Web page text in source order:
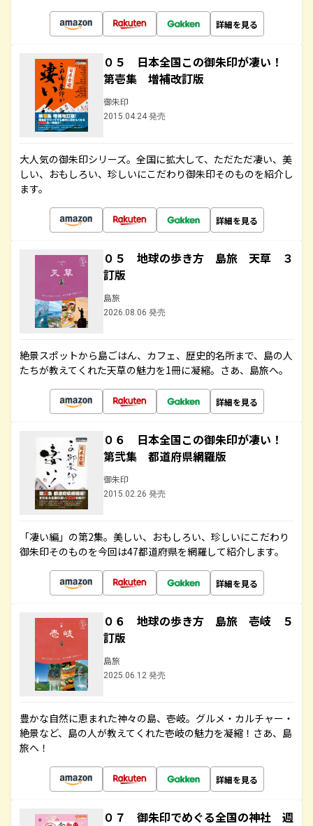
詳細を見る
０５ 日本全国この御朱印が凄い！
第壱集 増補改訂版
御朱印
2015.04.24 発売
大人気の御朱印シリーズ。全国に拡大して、ただただ凄い、美
しい、おもしろい、珍しいにこだわり御朱印そのものを紹介し
ます。
詳細を見る
０５ 地球の歩き方 島旅 天草 ３
訂版
島旅
2026.08.06 発売
絶景スポットから島ごはん、カフェ、歴史的名所まで、島の人
たちが教えてくれた天草の魅力を1冊に凝縮。さあ、島旅へ。
詳細を見る
０６ 日本全国この御朱印が凄い！
第弐集 都道府県網羅版
御朱印
2015.02.26 発売
「凄い編」の第2集。美しい、おもしろい、珍しいにこだわり
御朱印そのものを今回は47都道府県を網羅して紹介します。
詳細を見る
０６ 地球の歩き方 島旅 壱岐 ５
訂版
島旅
2025.06.12 発売
豊かな自然に恵まれた神々の島、壱岐。グルメ・カルチャー・
絶景など、島の人が教えてくれた壱岐の魅力を凝縮！さあ、島
旅へ！
詳細を見る
０７ 御朱印でめぐる全国の神社 週